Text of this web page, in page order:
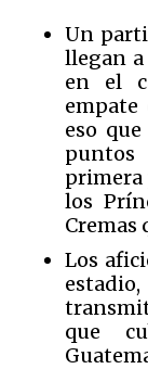
Un
llegan
en el
empate
eso
primera
los
Cremas
Los
que